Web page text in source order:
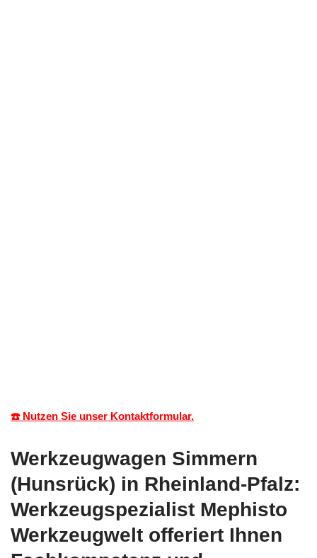
☎️ Nutzen Sie unser Kontaktformular.
Werkzeugwagen Simmern
(Hunsrück) in Rheinland-Pfalz:
Werkzeugspezialist Mephisto
Werkzeugwelt offeriert Ihnen